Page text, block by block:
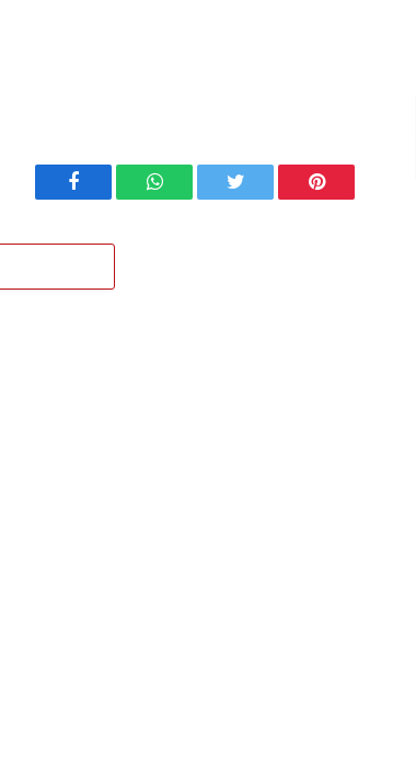
Facebook WhatsAppTwitter Pinterest